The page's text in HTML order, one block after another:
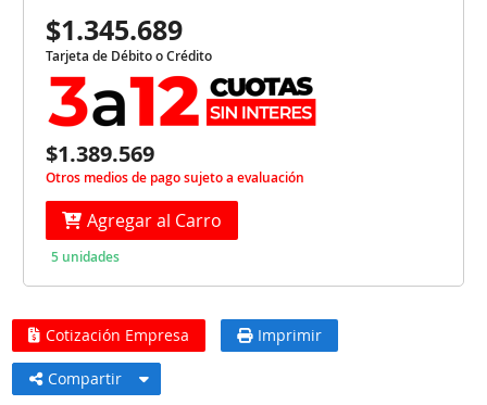
$1.345.689
Tarjeta de Débito o Crédito
$1.389.569
Otros medios de pago sujeto a evaluación
Agregar al Carro
5 unidades
Cotización Empresa Imprimir
Compartir